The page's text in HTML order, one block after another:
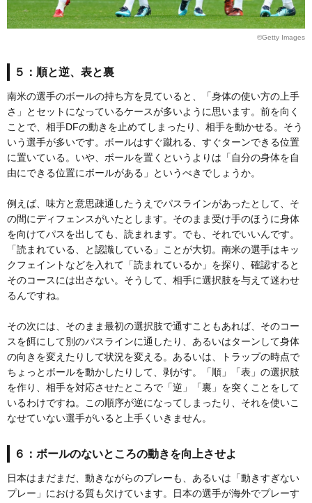
©Getty Images
５：順と逆、表と裏
南米の選手のボールの持ち方を見ていると、「身体の使い方の上手
さ」とセットになっているケースが多いように思います。前を向く
ことで、相手DFの動きを止めてしまったり、相手を動かせる。そう
いう選手が多いです。ボールはすぐ蹴れる、すぐターンできる位置
に置いている。いや、ボールを置くというよりは「自分の身体を自
由にできる位置にボールがある」というべきでしょうか。
例えば、味方と意思疎通したうえでパスラインがあったとして、そ
の間にディフェンスがいたとします。そのまま受け手のほうに身体
を向けてパスを出しても、読まれます。でも、それでいいんです。
「読まれている、と認識している」ことが大切。南米の選手はキッ
クフェイントなどを入れて「読まれているか」を探り、確認すると
そのコースには出さない。そうして、相手に選択肢を与えて迷わせ
るんですね。
その次には、そのまま最初の選択肢で通すこともあれば、そのコー
スを餌にして別のパスラインに通したり、あるいはターンして身体
の向きを変えたりして状況を変える。あるいは、トラップの時点で
ちょっとボールを動かしたりして、剥がす。「順」「表」の選択肢
を作り、相手を対応させたところで「逆」「裏」を突くことをして
いるわけですね。この順序が逆になってしまったり、それを使いこ
なせていない選手がいると上手くいきません。
６：ボールのないところの動きを向上させよ
日本はまだまだ、動きながらのプレーも、あるいは「動きすぎない
プレー」における質も欠けています。日本の選手が海外でプレーす